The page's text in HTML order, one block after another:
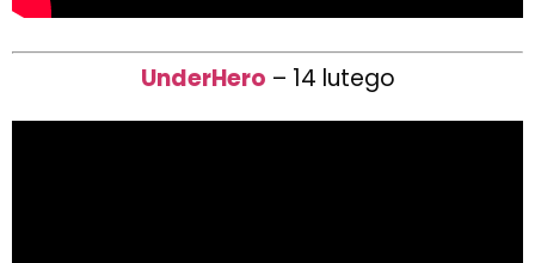
UnderHero – 14 lutego